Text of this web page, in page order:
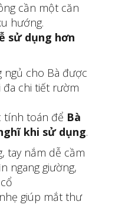
cần một căn
hướng.
sử dụng hơn
ngủ cho Bà được
đa chi tiết rườm
tính toán để Bà
khi sử dụng.
tay nắm dễ cầm
ngang giường,
giúp mắt thư